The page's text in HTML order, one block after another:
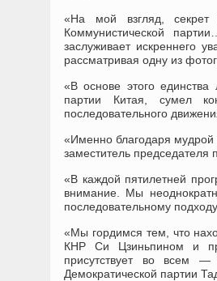
«На мой взгляд, секрет
Коммунистической
заслуживает искреннего
рассматривая одну из
«В основе этого
партии Китая, сумел
последовательного
«Именно благодаря мудрой
заместитель
«В каждой пятилетней
внимание. Мы
последовательному подходу
«Мы гордимся тем, что
КНР Си Цзиньпином и
присутствует во всем
Демократической партии